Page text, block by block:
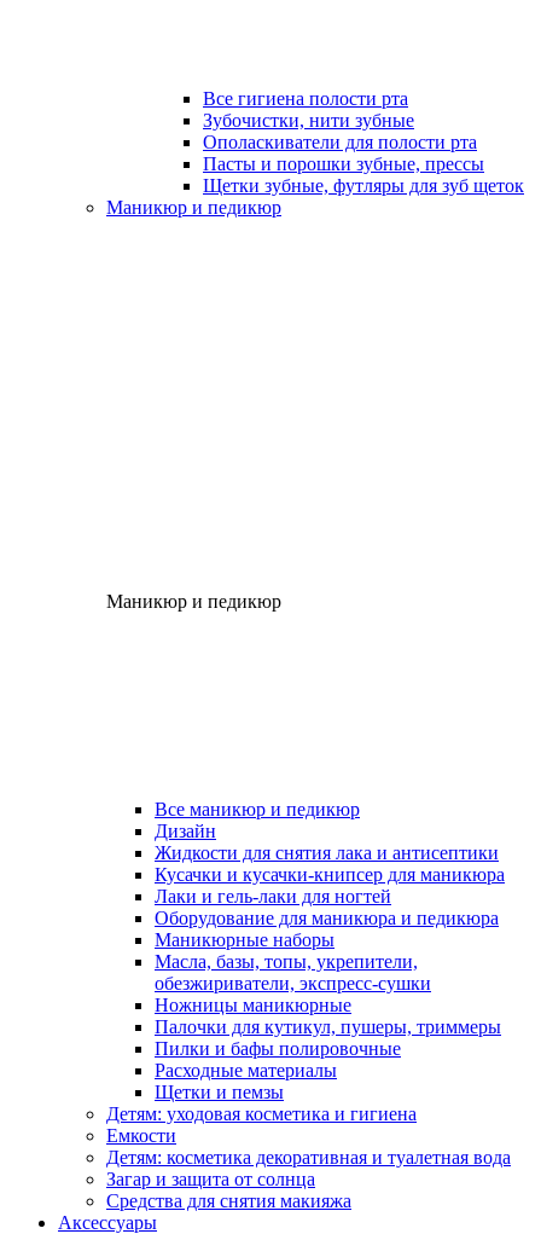
Все гигиена полости рта
Зубочистки, нити зубные
Ополаскиватели для полости рта
Пасты и порошки зубные, прессы
Щетки зубные, футляры для зуб щеток
Маникюр и педикюр
Маникюр и педикюр
Все маникюр и педикюр
Дизайн
Жидкости для снятия лака и антисептики
Кусачки и кусачки-книпсер для маникюра
Лаки и гель-лаки для ногтей
Оборудование для маникюра и педикюра
Маникюрные наборы
Масла, базы, топы, укрепители,
обезжириватели, экспресс-сушки
Ножницы маникюрные
Палочки для кутикул, пушеры, триммеры
Пилки и бафы полировочные
Расходные материалы
Щетки и пемзы
Детям: уходовая косметика и гигиена
Емкости
Детям: косметика декоративная и туалетная вода
Загар и защита от солнца
Средства для снятия макияжа
Аксессуары